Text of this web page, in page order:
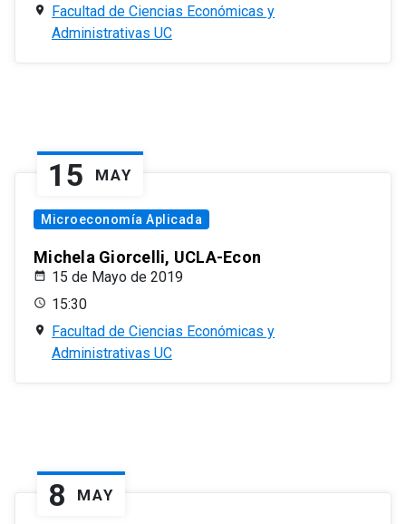
Facultad de Ciencias Económicas y
Administrativas UC
15 MAY
Microeconomía Aplicada
Michela Giorcelli, UCLA-Econ
15 de Mayo de 2019
15:30
Facultad de Ciencias Económicas y
Administrativas UC
8 MAY